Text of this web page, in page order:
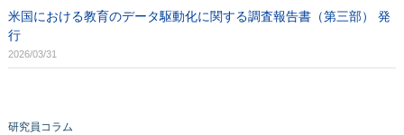
米国における教育のデータ駆動化に関する調査報告書（第三部） 発
行
2026/03/31
研究員コラム